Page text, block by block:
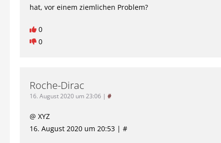
hat, vor einem ziemlichen Problem?
0
0
Roche-Dirac
16. August 2020 um 23:06 | #
@ XYZ
16. August 2020 um 20:53 | #